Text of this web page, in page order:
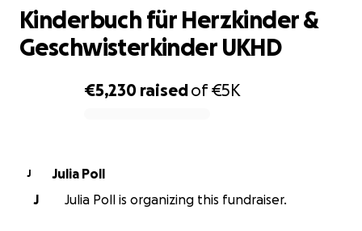
€5,230 raisedof€5K
Kinderbuch für Herzkinder &
Geschwisterkinder UKHD
J
Julia Poll
J
Julia Poll is organizing this fundraiser.